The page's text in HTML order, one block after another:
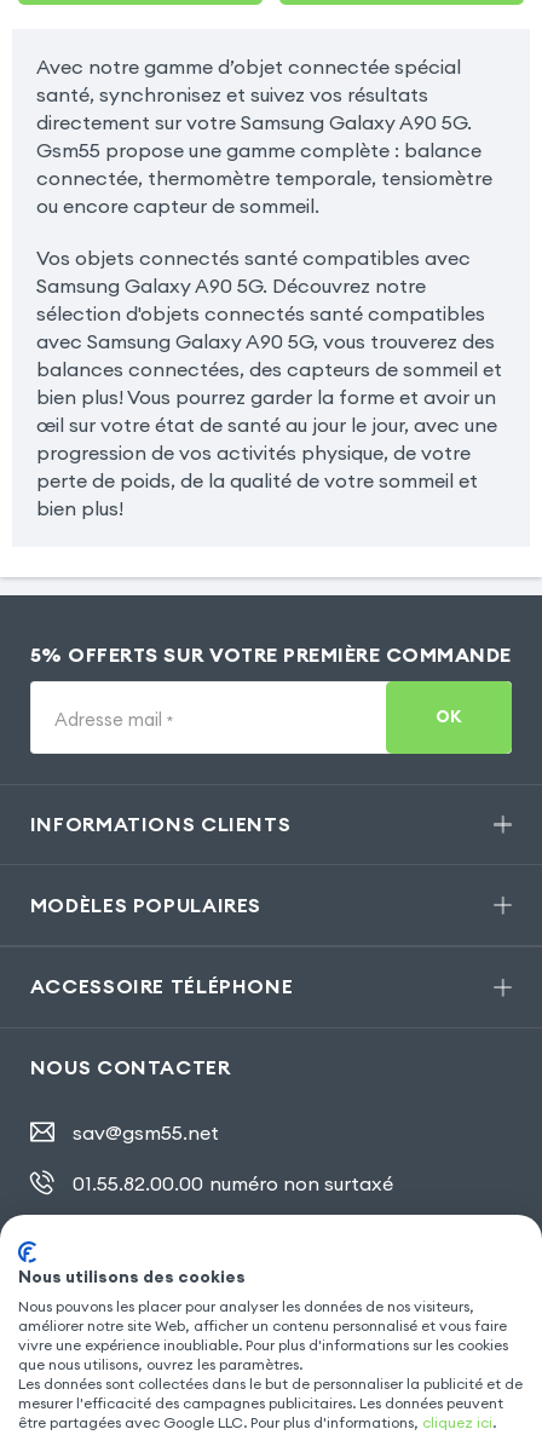
Avec notre gamme d’objet connectée spécial
santé, synchronisez et suivez vos résultats
directement sur votre Samsung Galaxy A90 5G.
Gsm55 propose une gamme complète : balance
connectée, thermomètre temporale, tensiomètre
ou encore capteur de sommeil.
Vos objets connectés santé compatibles avec
Samsung Galaxy A90 5G. Découvrez notre
sélection d'objets connectés santé compatibles
avec Samsung Galaxy A90 5G, vous trouverez des
balances connectées, des capteurs de sommeil et
bien plus! Vous pourrez garder la forme et avoir un
œil sur votre état de santé au jour le jour, avec une
progression de vos activités physique, de votre
perte de poids, de la qualité de votre sommeil et
bien plus!
5% OFFERTS SUR VOTRE PREMIÈRE COMMANDE
Adresse mail * OK
INFORMATIONS CLIENTS
MODÈLES POPULAIRES
ACCESSOIRE TÉLÉPHONE
NOUS CONTACTER
sav@gsm55.net
01.55.82.00.00 numéro non surtaxé
SUIVEZ NOUS
Nous utilisons des cookies
Nous pouvons les placer pour analyser les données de nos visiteurs,
améliorer notre site Web, afficher un contenu personnalisé et vous faire
vivre une expérience inoubliable. Pour plus d'informations sur les cookies
que nous utilisons, ouvrez les paramètres.
Les données sont collectées dans le but de personnaliser la publicité et de
mesurer l'efficacité des campagnes publicitaires. Les données peuvent
être partagées avec Google LLC. Pour plus d'informations, cliquez ici.